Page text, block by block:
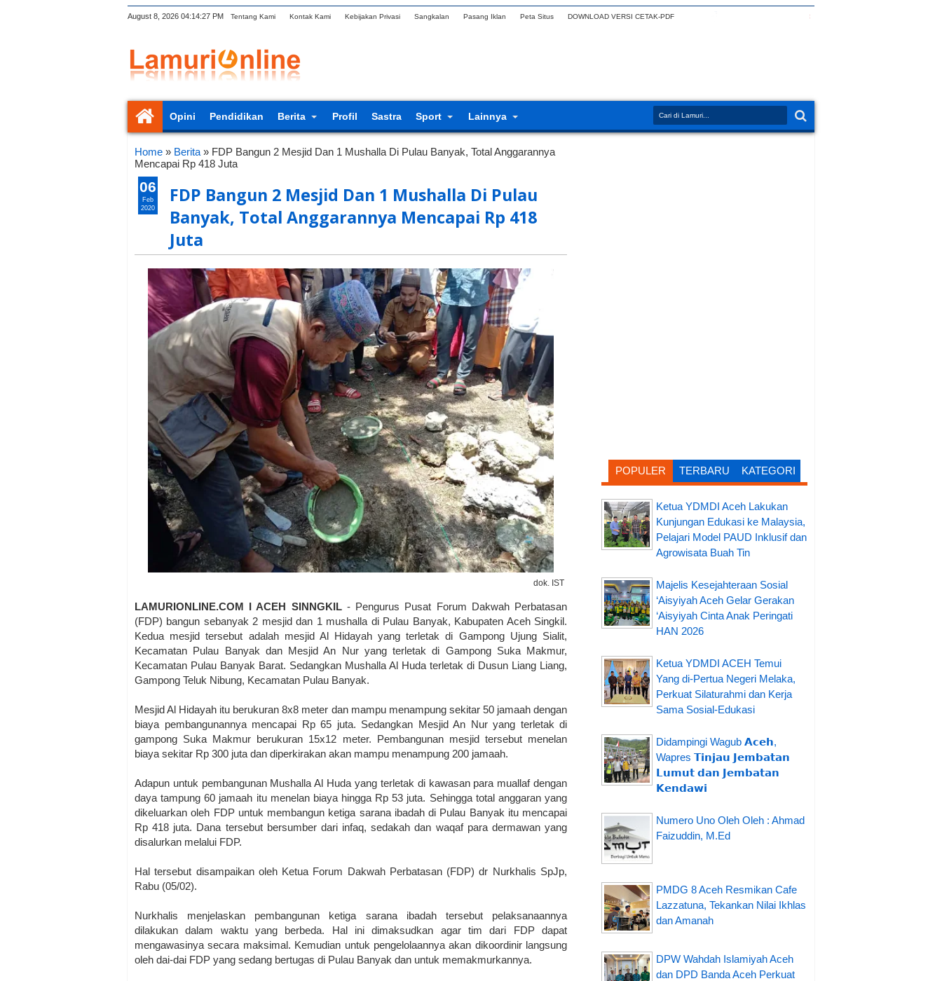
August 8, 2026 04:14:28 PM Tentang Kami Kontak Kami Kebijakan Privasi Sangkalan Pasang Iklan Peta Situs DOWNLOAD VERSI CETAK-PDF
Opini Pendidikan Berita Profil Sastra Sport Lainnya
Home » Berita » FDP Bangun 2 Mesjid Dan 1 Mushalla Di Pulau Banyak, Total Anggarannya
Mencapai Rp 418 Juta
FDP Bangun 2 Mesjid Dan 1 Mushalla Di Pulau
Banyak, Total Anggarannya Mencapai Rp 418
Juta
dok. IST
LAMURIONLINE.COM I ACEH SINNGKIL- Pengurus Pusat Forum Dakwah Perbatasan
(FDP) bangun sebanyak 2 mesjid dan 1 mushalla di Pulau Banyak, Kabupaten Aceh Singkil.
Kedua mesjid tersebut adalah mesjid Al Hidayah yang terletak di Gampong Ujung Sialit,
Kecamatan Pulau Banyak dan Mesjid An Nur yang terletak di Gampong Suka Makmur,
Kecamatan Pulau Banyak Barat. Sedangkan Mushalla Al Huda terletak di Dusun Liang Liang,
Gampong Teluk Nibung, Kecamatan Pulau Banyak.
Mesjid Al Hidayah itu berukuran 8x8 meter dan mampu menampung sekitar 50 jamaah dengan
biaya pembangunannya mencapai Rp 65 juta. Sedangkan Mesjid An Nur yang terletak di
gampong Suka Makmur berukuran 15x12 meter. Pembangunan mesjid tersebut menelan
biaya sekitar Rp 300 juta dan diperkirakan akan mampu menampung 200 jamaah.
Adapun untuk pembangunan Mushalla Al Huda yang terletak di kawasan para muallaf dengan
daya tampung 60 jamaah itu menelan biaya hingga Rp 53 juta. Sehingga total anggaran yang
dikeluarkan oleh FDP untuk membangun ketiga sarana ibadah di Pulau Banyak itu mencapai
Rp 418 juta. Dana tersebut bersumber dari infaq, sedakah dan waqaf para dermawan yang
disalurkan melalui FDP.
Hal tersebut disampaikan oleh Ketua Forum Dakwah Perbatasan (FDP) dr Nurkhalis SpJp,
Rabu (05/02).
Nurkhalis menjelaskan pembangunan ketiga sarana ibadah tersebut pelaksanaannya
dilakukan dalam waktu yang berbeda. Hal ini dimaksudkan agar tim dari FDP dapat
mengawasinya secara maksimal. Kemudian untuk pengelolaannya akan dikoordinir langsung
oleh dai-dai FDP yang sedang bertugas di Pulau Banyak dan untuk memakmurkannya.
06
Feb
2020
POPULER TERBARU KATEGORI
Ketua YDMDI Aceh Lakukan
Kunjungan Edukasi ke Malaysia,
Pelajari Model PAUD Inklusif dan
Agrowisata Buah Tin
Majelis Kesejahteraan Sosial
‘Aisyiyah Aceh Gelar Gerakan
‘Aisyiyah Cinta Anak Peringati
HAN 2026
Ketua YDMDI ACEH Temui
Yang di-Pertua Negeri Melaka,
Perkuat Silaturahmi dan Kerja
Sama Sosial-Edukasi
Didampingi Wagub 𝗔𝗰𝗲𝗵,
Wapres 𝗧𝗶𝗻𝗷𝗮𝘂 𝗝𝗲𝗺𝗯𝗮𝘁𝗮𝗻
𝗟𝘂𝗺𝘂𝘁 𝗱𝗮𝗻 𝗝𝗲𝗺𝗯𝗮𝘁𝗮𝗻
𝗞𝗲𝗻𝗱𝗮𝘄𝗶
Numero Uno Oleh Oleh : Ahmad
Faizuddin, M.Ed
PMDG 8 Aceh Resmikan Cafe
Lazzatuna, Tekankan Nilai Ikhlas
dan Amanah
DPW Wahdah Islamiyah Aceh
dan DPD Banda Aceh Perkuat